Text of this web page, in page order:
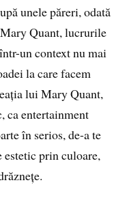
unele păreri, odată
Quant, lucrurile
un context nu mai
la care facem
lui Mary Quant,
ca entertainment
în serios, de-a te
estetic prin culoare,